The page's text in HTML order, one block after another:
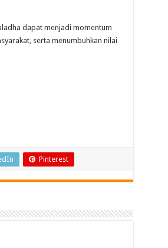
dapat menjadi momentum
serta menumbuhkan nilai
Pinterest